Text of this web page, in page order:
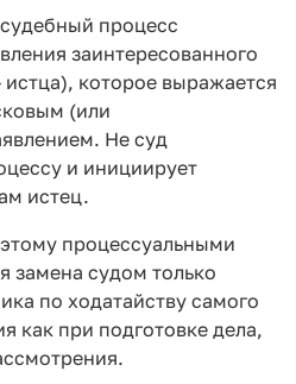
процесс
заинтересованного
которое выражается
(или
Не суд
и инициирует
истец.
процессуальными
замена судом только
по ходатайству самого
как при подготовке дела,